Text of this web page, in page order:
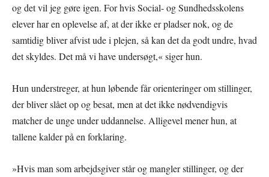
og det vil jeg gøre igen. For hvis Social- og Sundhedsskolens
elever har en oplevelse af, at der ikke er pladser nok, og de
samtidig bliver afvist ude i plejen, så kan det da godt undre, hvad
det skyldes. Det må vi have undersøgt,« siger hun.
Hun understreger, at hun løbende får orienteringer om stillinger,
der bliver slået op og besat, men at det ikke nødvendigvis
matcher de unge under uddannelse. Alligevel mener hun, at
tallene kalder på en forklaring.
»Hvis man som arbejdsgiver står og mangler stillinger, og der